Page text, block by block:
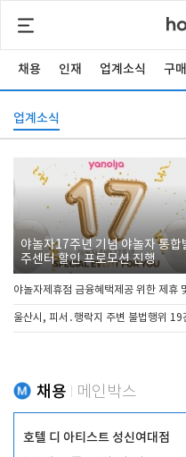
채용 인재 업계소식 구
업계소식
야놀자17주년 기념 야놀자 통합
주센터 할인 프로모션 진행
야놀자제휴점 금융혜택제공 위한 제휴
울산시, 피서․행락지 주변 불법행위 19
채용 메인박스
호텔 디 아티스트 성신여대점